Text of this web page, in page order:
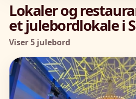
Lokaler og
et julebordlokale i
Viser 5 julebord